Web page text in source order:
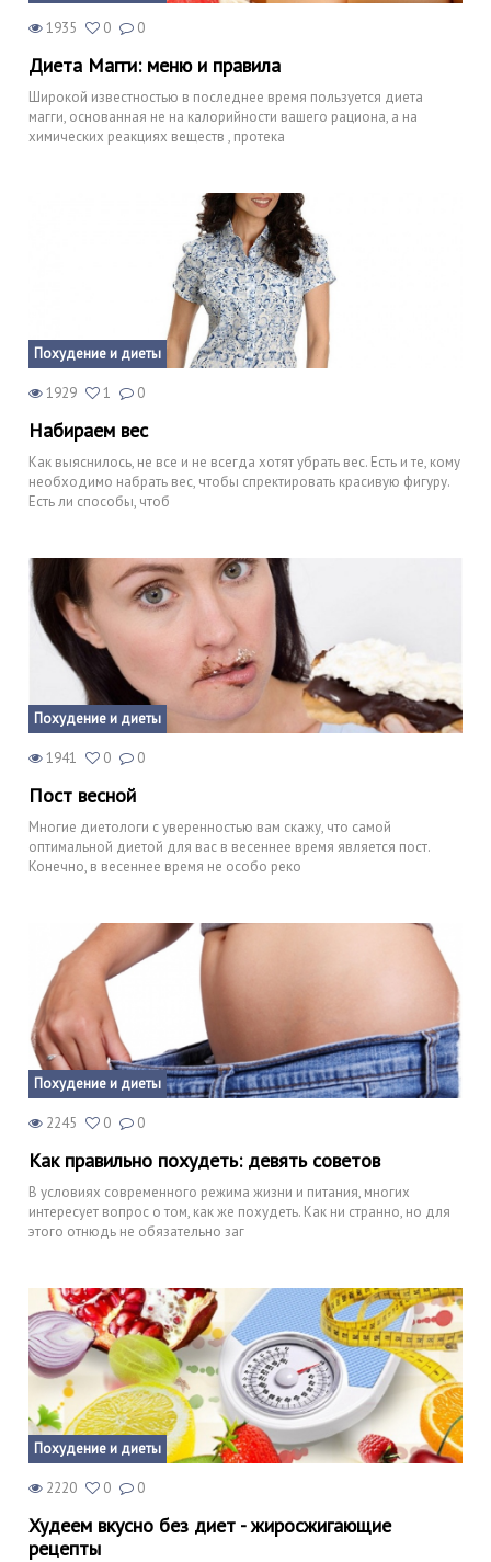
1935 0 0
Диета Магги: меню и правила
Широкой известностью в последнее время пользуется диета
магги, основанная не на калорийности вашего рациона, а на
химических реакциях веществ , протека
Похудение и диеты
1929 1 0
Набираем вес
Как выяснилось, не все и не всегда хотят убрать вес. Есть и те, кому
необходимо набрать вес, чтобы спректировать красивую фигуру.
Есть ли способы, чтоб
Похудение и диеты
1941 0 0
Пост весной
Многие диетологи с уверенностью вам скажу, что самой
оптимальной диетой для вас в весеннее время является пост.
Конечно, в весеннее время не особо реко
Похудение и диеты
2245 0 0
Как правильно похудеть: девять советов
В условиях современного режима жизни и питания, многих
интересует вопрос о том, как же похудеть. Как ни странно, но для
этого отнюдь не обязательно заг
Похудение и диеты
2220 0 0
Худеем вкусно без диет - жиросжигающие
рецепты